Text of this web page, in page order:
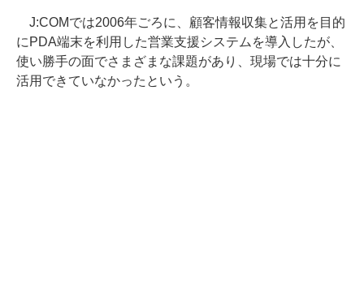
J:COMでは2006年ごろに、顧客情報収集と活用を目的
にPDA端末を利用した営業支援システムを導入したが、
使い勝手の面でさまざまな課題があり、現場では十分に
活用できていなかったという。